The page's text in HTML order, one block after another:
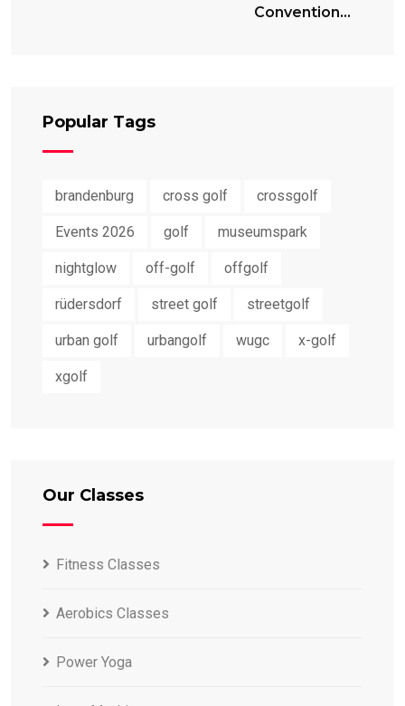
Convention
Popular Tags
brandenburg cross golf crossgolf
Events 2026 golf museumspark
nightglow off-golf offgolf
rüdersdorf street golf streetgolf
urban golf urbangolf wugc x-golf
xgolf
Our Classes
Fitness Classes
Aerobics Classes
Power Yoga